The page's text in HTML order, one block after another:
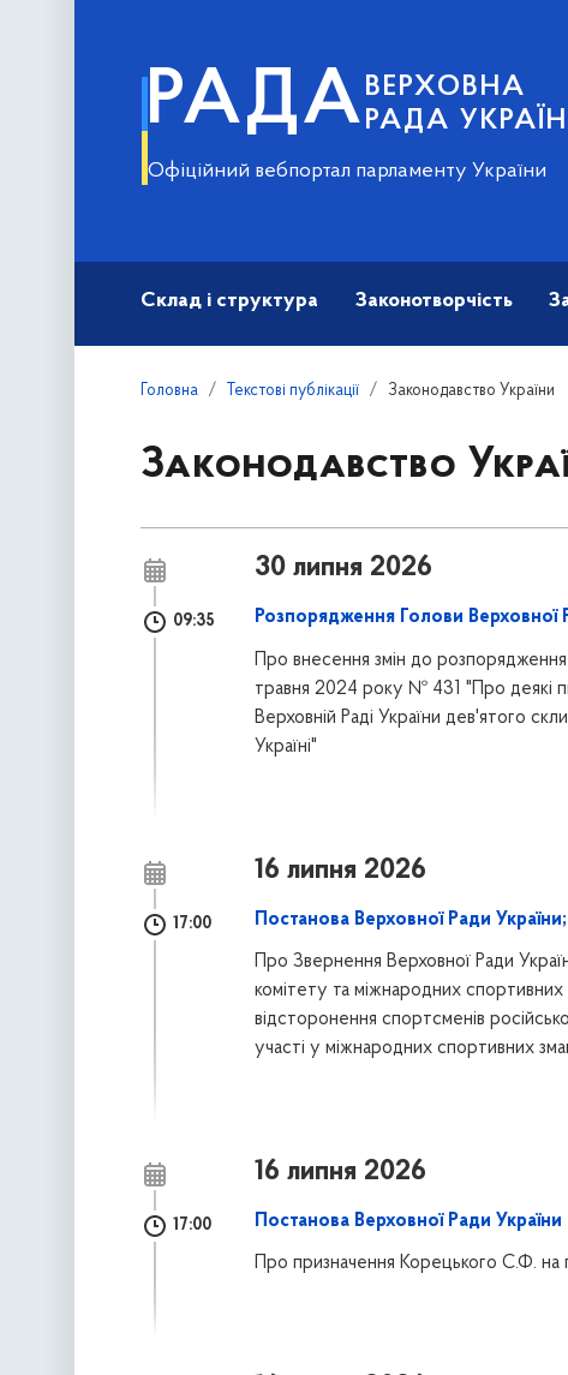
РАДА ВЕРХОВНА
РАДА
Офіційний вебпортал парламенту України
Склад і структура Законотворчість
Головна Текстові публікації Законодавство України
Законодавство
30 липня 2026
09:35 Розпорядження Голови Верховної
Про внесення змін до
травня 2024 року № 431 "Про деякі
Верховній Раді України дев'ятого
Україні"
16 липня 2026
17:00 Постанова Верховної Ради
Про Звернення Верховної Ради
комітету та міжнародних
відсторонення спортсменів
участі у міжнародних спортивних
16 липня 2026
17:00 Постанова Верховної Ради
Про призначення Корецького С.Ф. на